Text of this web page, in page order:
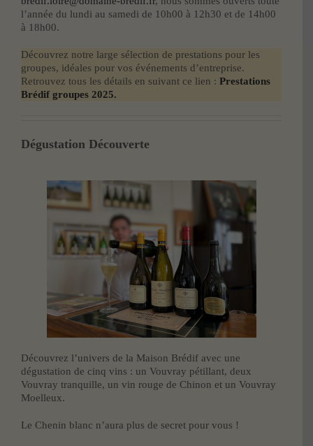
l’année du lundi au samedi de 10h00 à 12h30 et de 14h00
à 18h00.
Découvrez notre large sélection de prestations pour les
groupes, idéales pour vos événements d’entreprise.
Retrouvez tous les détails en suivant ce lien : Prestations
Brédif groupes 2025.
Dégustation Découverte
Découvrez l’univers de la Maison Brédif avec une
dégustation de cinq vins : un Vouvray pétillant, deux
Vouvray tranquille, un vin rouge de Chinon et un Vouvray
Moelleux.
Le Chenin blanc n’aura plus de secret pour vous !